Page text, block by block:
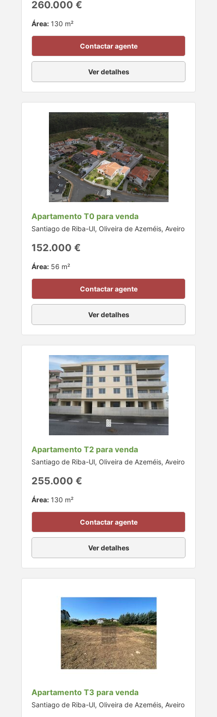
260.000 €
Área: 130 m²
Contactar agente
Ver detalhes
Apartamento T0 para venda
Santiago de Riba-Ul, Oliveira de Azeméis, Aveiro
152.000 €
Área: 56 m²
Contactar agente
Ver detalhes
Apartamento T2 para venda
Santiago de Riba-Ul, Oliveira de Azeméis, Aveiro
255.000 €
Área: 130 m²
Contactar agente
Ver detalhes
Apartamento T3 para venda
Santiago de Riba-Ul, Oliveira de Azeméis, Aveiro